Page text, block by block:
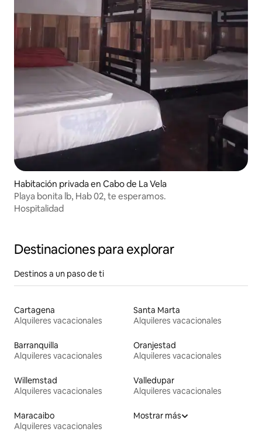
Habitación privada en Cabo de La Vela
Playa bonita lb, Hab 02, te esperamos.
Hospitalidad
Destinaciones para explorar
Destinos a un paso de ti
Cartagena
Alquileres vacacionales
Santa Marta
Alquileres vacacionales
Barranquilla
Alquileres vacacionales
Oranjestad
Alquileres vacacionales
Willemstad
Alquileres vacacionales
Valledupar
Alquileres vacacionales
Maracaibo
Alquileres vacacionales
Mostrar más